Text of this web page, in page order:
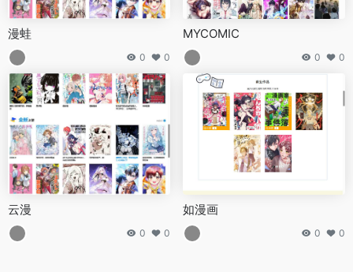
漫蛙
0 0
MYCOMIC
0 0
云漫
0 0
如漫画
0 0